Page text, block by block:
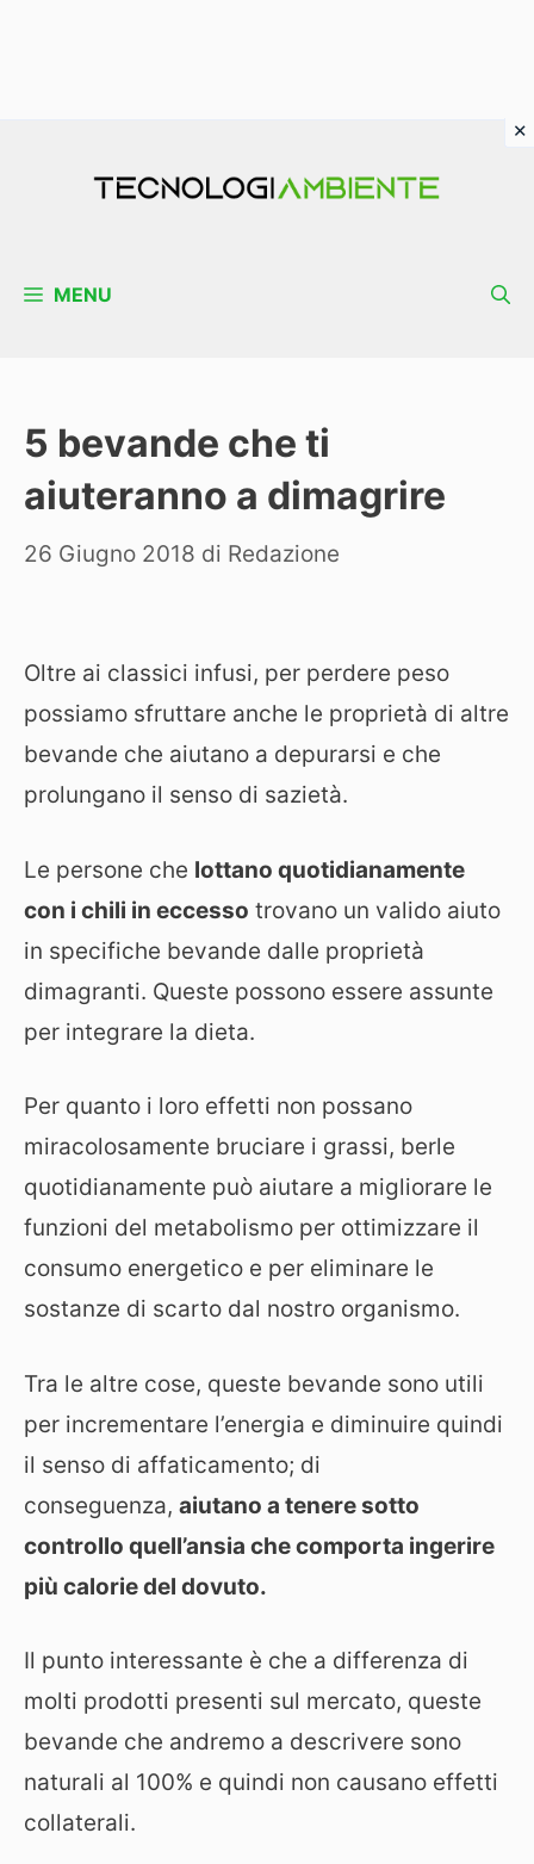
MENU
5 bevande che ti
aiuteranno a dimagrire
26 Giugno 2018 di Redazione
Oltre ai classici infusi, per perdere peso
possiamo sfruttare anche le proprietà di altre
bevande che aiutano a depurarsi e che
prolungano il senso di sazietà.
Le persone che lottano quotidianamente
con i chili in eccesso trovano un valido aiuto
in specifiche bevande dalle proprietà
dimagranti. Queste possono essere assunte
per integrare la dieta.
Per quanto i loro effetti non possano
miracolosamente bruciare i grassi, berle
quotidianamente può aiutare a migliorare le
funzioni del metabolismo per ottimizzare il
consumo energetico e per eliminare le
sostanze di scarto dal nostro organismo.
Tra le altre cose, queste bevande sono utili
per incrementare l’energia e diminuire quindi
il senso di affaticamento; di
conseguenza, aiutano a tenere sotto
controllo quell’ansia che comporta ingerire
più calorie del dovuto.
Il punto interessante è che a differenza di
molti prodotti presenti sul mercato, queste
bevande che andremo a descrivere sono
naturali al 100% e quindi non causano effetti
collaterali.